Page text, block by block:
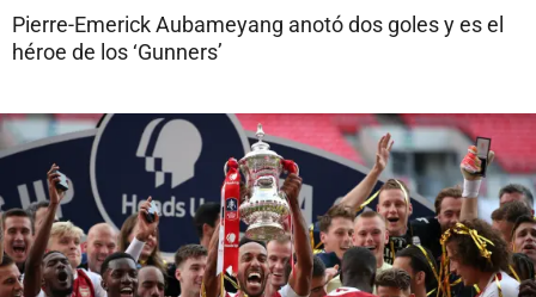
Pierre-Emerick Aubameyang anotó dos goles y es el
héroe de los ‘Gunners’